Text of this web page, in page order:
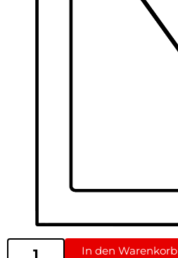
In den Warenkorb